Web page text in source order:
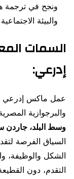
ونجح في ترجمة
والبيئة
السمات
إدرعي:
عمل ماكس إدرعي
والبرجوازية
وسط البلد، جاردن
السياق الفرصة
الشكل والوظيفة،
التقدم، دون